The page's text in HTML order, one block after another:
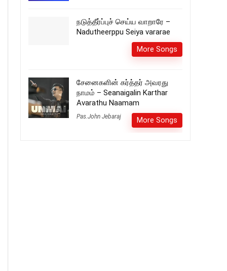
நடுத்தீர்ப்புச் செய்ய வாறாரே –
Nadutheerppu Seiya vararae
More Songs
சேனைகளின் கர்த்தர் அவரது
நாமம் – Seanaigalin Karthar
Avarathu Naamam
Pas.John Jebaraj More Songs